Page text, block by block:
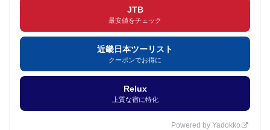
JTB
最安値をチェック
近畿日本ツーリスト
クーポンでお得に
Relux
上質な宿に特化
Powered by Yadokko